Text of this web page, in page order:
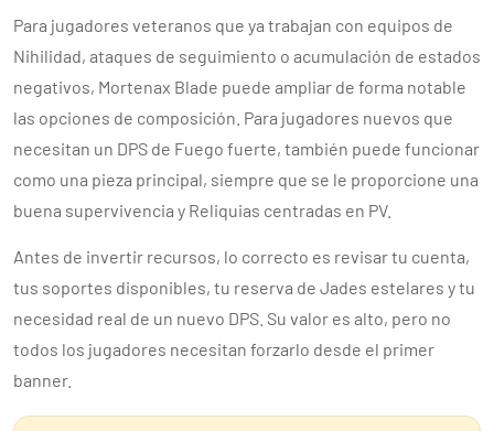
Para jugadores veteranos que ya trabajan con equipos de
Nihilidad, ataques de seguimiento o acumulación de estados
negativos, Mortenax Blade puede ampliar de forma notable
las opciones de composición. Para jugadores nuevos que
necesitan un DPS de Fuego fuerte, también puede funcionar
como una pieza principal, siempre que se le proporcione una
buena supervivencia y Reliquias centradas en PV.
Antes de invertir recursos, lo correcto es revisar tu cuenta,
tus soportes disponibles, tu reserva de Jades estelares y tu
necesidad real de un nuevo DPS. Su valor es alto, pero no
todos los jugadores necesitan forzarlo desde el primer
banner.